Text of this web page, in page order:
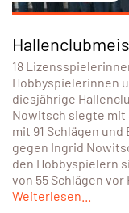
18
Hobbyspielerinnen
diesjährige
Nowitsch siegte mit
mit 91 Schlägen
gegen Ingrid
den Hobbyspielern
von 55 Schlägen
Weiterlesen...